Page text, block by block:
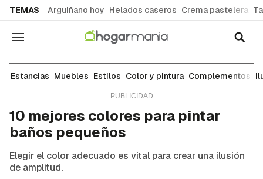
TEMAS Arguiñano hoy Helados caseros Crema pastelera
Navegación
Ideas para decorar cada estancia de tu casa:
Estancias Muebles Estilos Color y pintura Complementos
10 mejores colores para pintar
baños pequeños
Elegir el color adecuado es vital para crear una ilusión
de amplitud.